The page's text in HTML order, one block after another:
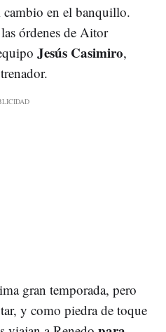
cambio en el banquillo.
órdenes de Aitor
Jesús Casimiro,
gran temporada, pero
y como piedra de toque